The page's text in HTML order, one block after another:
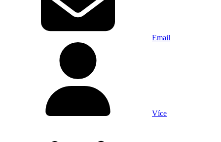
Email
Více